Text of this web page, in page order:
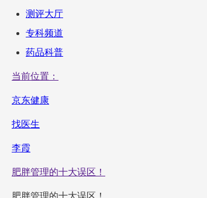
测评大厅
专科频道
药品科普
当前位置：
京东健康
找医生
李霞
肥胖管理的十大误区！
肥胖管理的十大误区！